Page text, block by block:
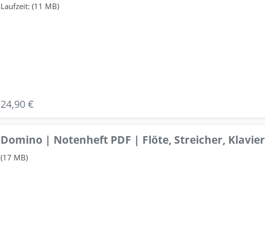
Laufzeit: (11 MB)
24,90 €
Domino | Notenheft PDF | Flöte, Streicher, Klavier
(17 MB)